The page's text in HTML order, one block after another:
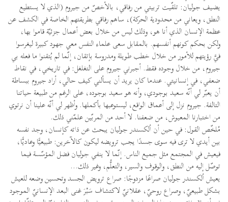
يضيف جوليان: تلقّيت تربيتي من رفاقي، بالأخصّ من جيروم (الذي لا يستطيع
النطق، ويعاني من محدودية الحركة)، ساهم رفاقي بطريقتهم الخاصة في الكشف عن
عظمة الإنسان الذي أنا هو، وذلك ليس من خلال بعض أعمال جزئيّة قاموا بها،
ولكن بحكم كونهم أنفسهم. بالمقابل سعى علماء النفس معي جهود كبيرة ليغرسوا
فيَّ رؤيتهم للأمور من خلال خطب طويلة ومدروسة بإتقان، إنّما لم يُتقنوا ما فعله بي
جيروم، من خلال وجوده فقط. أجبرني جيروم على التغلغل: في تاريخي، في نقاط
ضعفي، في إنسانيتي. عندما كان يريد أن يسألني كيف حالي، أراد جيروم ببساطة
أن يعبّر لي أنّه سعيد بوجودي، وأنه هو سعيد بوجوده، على الرغم من طبيعة حياتنا
التالفة. جيروم نزل إلى أعماق الواقع، ليستوعبها بأكملها. وأظهر لي أنّه علينا أن نرتوي
من اختبارنا المعيوش، من ضعفنا. لا أحد من المربّين علمّني ذلك.
مُلخّص القول: في حين أن ألكسندر جوليان يبحث عن ذاته كإنسان، وجد نفسه
بين أيدي لا ترى فيه سوى جسدًا يجب ترويضه ليكون كالآخرين: طبيعيًّا وعاديًّا،
فيعيش في المجتمع مثل جميع الناس. إنّما لا ينفي جوليان فضل المؤسّسة فيما
توصّل إليه من النطق، والوقوف والسير، والتعلُّم، وغير ذلك...
يعيش ألكسندر جوليان صراعًا مزدوجًا: صراع ترويض الجسد وتحسين وضعه للعيش
بشكل طبيعيّ، وصراع روحيّ، عقلانيّ لاكتشاف سَبْرَ غنى البعد الإنسانيّ الموجود